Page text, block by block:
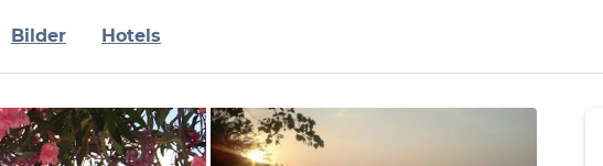
Bilder Hotels